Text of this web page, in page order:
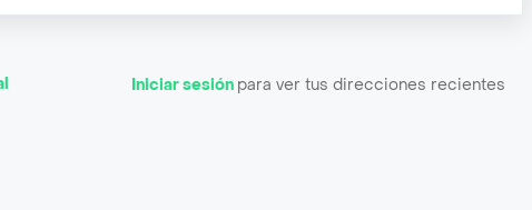
Iniciar sesión para ver tus direcciones recientes